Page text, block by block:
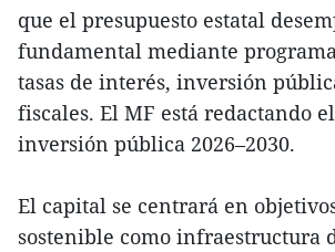
que el presupuesto estatal
fundamental mediante
tasas de interés, inversión
fiscales. El MF está redactando
inversión pública 2026–2030.
El capital se centrará en
sostenible como infraestructura